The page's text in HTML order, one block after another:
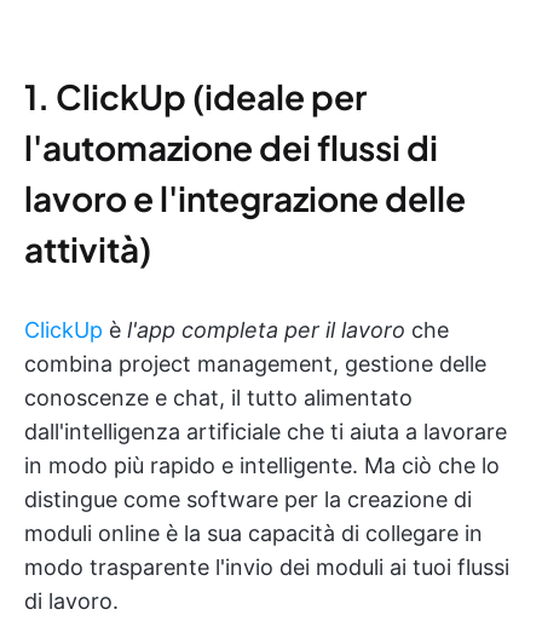
1. ClickUp (ideale per
l'automazione dei flussi di
lavoro e l'integrazione delle
attività)
ClickUp è l'app completa per il lavoro che
combina project management, gestione delle
conoscenze e chat, il tutto alimentato
dall'intelligenza artificiale che ti aiuta a lavorare
in modo più rapido e intelligente. Ma ciò che lo
distingue come software per la creazione di
moduli online è la sua capacità di collegare in
modo trasparente l'invio dei moduli ai tuoi flussi
di lavoro.